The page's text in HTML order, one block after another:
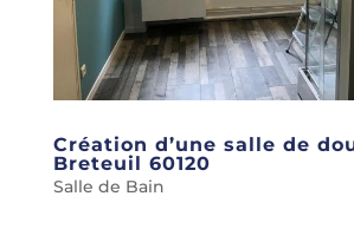
Création d’une salle de
Breteuil 60120
Salle de Bain